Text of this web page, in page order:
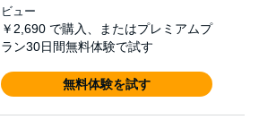
ビュー
￥2,690 で購入、またはプレミアムプ
ラン30日間無料体験で試す
無料体験を試す